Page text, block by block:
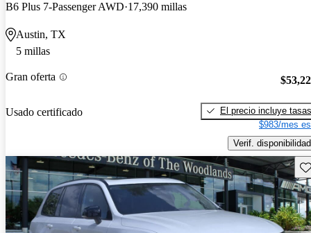
B6 Plus 7-Passenger AWD 17,390 millas
Austin, TX
5 millas
Gran oferta
Usado certificado
El precio incluye tasas
$983/mes
Verif. disponibilidad